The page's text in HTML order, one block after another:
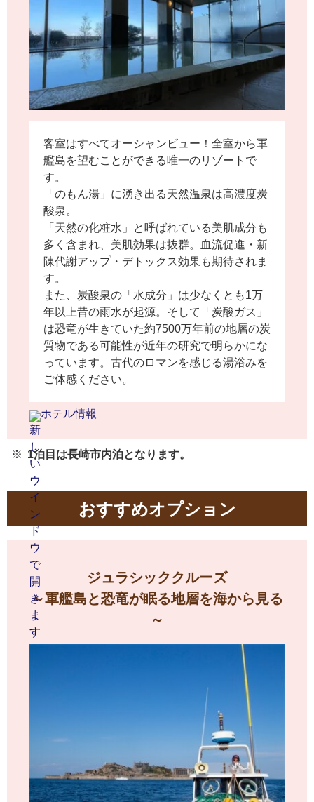
客室はすべてオーシャンビュー！全室から軍
艦島を望むことができる唯一のリゾートで
す。
「のもん湯」に湧き出る天然温泉は高濃度炭
酸泉。
「天然の化粧水」と呼ばれている美肌成分も
多く含まれ、美肌効果は抜群。血流促進・新
陳代謝アップ・デトックス効果も期待されま
す。
また、炭酸泉の「水成分」は少なくとも1万
年以上昔の雨水が起源。そして「炭酸ガス」
は恐竜が生きていた約7500万年前の地層の炭
質物である可能性が近年の研究で明らかにな
っています。古代のロマンを感じる湯浴みを
ご体感ください。
ホテル情報
1泊目は長崎市内泊となります。
おすすめオプション
ジュラシッククルーズ
～軍艦島と恐竜が眠る地層を海から見る
～